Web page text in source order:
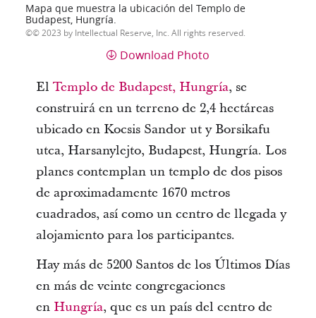
Mapa que muestra la ubicación del Templo de
Budapest, Hungría.
© 2023 by Intellectual Reserve, Inc. All rights reserved.
Download Photo
El Templo de Budapest, Hungría, se
construirá en un terreno de 2,4 hectáreas
ubicado en Kocsis Sandor ut y Borsikafu
utca, Harsanylejto, Budapest, Hungría. Los
planes contemplan un templo de dos pisos
de aproximadamente 1670 metros
cuadrados, así como un centro de llegada y
alojamiento para los participantes.
Hay más de 5200 Santos de los Últimos Días
en más de veinte congregaciones
en Hungría, que es un país del centro de